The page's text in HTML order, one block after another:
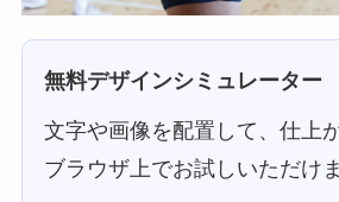
無料デザインシミュレーター
文字や画像を配置して、仕上
ブラウザ上でお試しいただけま